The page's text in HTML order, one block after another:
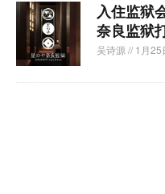
入住监狱
奈良监狱
吴诗源 // 1月25